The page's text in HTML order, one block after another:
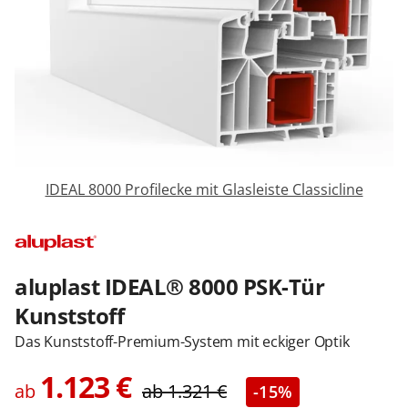
Garagentore
Kontakt / Hilfe
IDEAL 8000 Profilecke mit Glasleiste Classicline
aluplast IDEAL® 8000 PSK-Tür
Kunststoff
Das Kunststoff-Premium-System mit eckiger Optik
ab 1.123€ ab1.321€ -15%